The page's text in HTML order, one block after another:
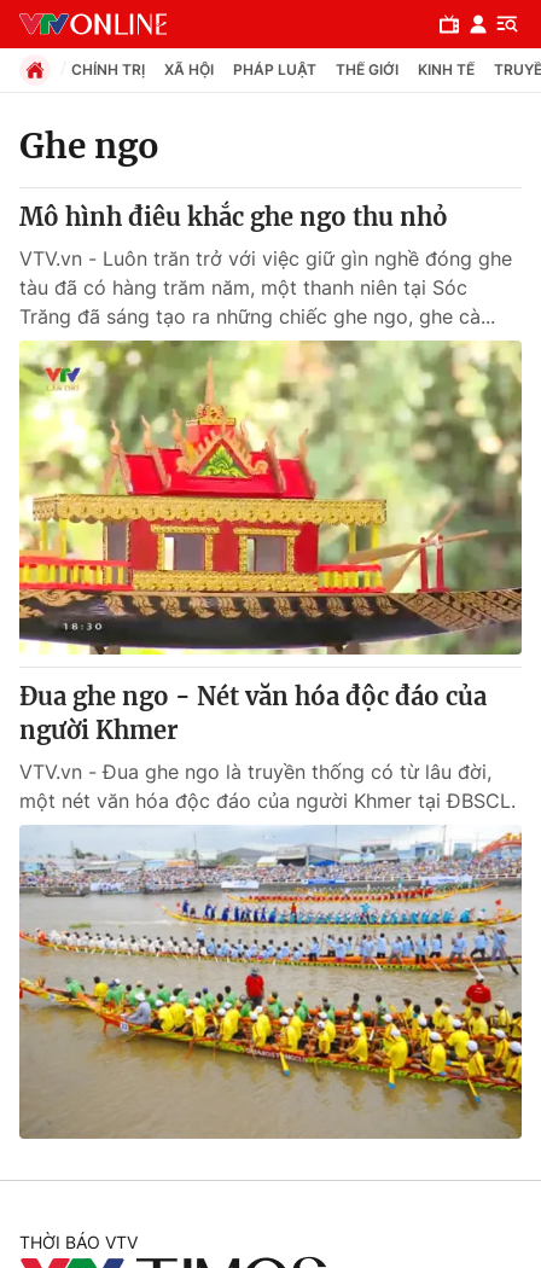
Chuyên mục
Xã hội
Pháp luật
Y tế
Thế giới
Tin tức
Thế giới đó đây
Câu chuyện quốc tế
Kinh tế
Tài chính
Thị trường
Góc doanh nghiệp
Dữ liệu và đời sống
Truyền hình
Phim VTV
Hậu trường
Nhân vật
Khán giả
Giải sao mai
Giải trí
Điện ảnh
Âm nhạc
Sao
Đời sống
Du lịch
Làm đẹp
Chất lượng cuộc sống
Giáo dục
Tuyển sinh
Học trực tuyến
Công nghệ
Hitech Công nghệ tương lai
Giao lưu trực tuyến
Chuyên mục khác
CHÍNH TRỊ XÃ HỘI PHÁP LUẬT THẾ GIỚI KINH TẾ
Ghe ngo
Mô hình điêu khắc ghe ngo thu nhỏ
VTV.vn - Luôn trăn trở với việc giữ gìn nghề đóng ghe
tàu đã có hàng trăm năm, một thanh niên tại Sóc
Trăng đã sáng tạo ra những chiếc ghe ngo, ghe cà...
Đua ghe ngo - Nét văn hóa độc đáo của
người Khmer
VTV.vn - Đua ghe ngo là truyền thống có từ lâu đời,
một nét văn hóa độc đáo của người Khmer tại ĐBSCL.
THỜI BÁO VTV